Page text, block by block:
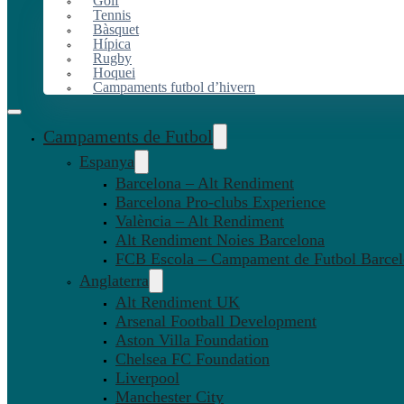
Tennis
Bàsquet
Hípica
Rugby
Hoquei
Campaments futbol d’hivern
Campaments de Futbol
Espanya
Barcelona – Alt Rendiment
Barcelona Pro-clubs Experience
València – Alt Rendiment
Alt Rendiment Noies Barcelona
FCB Escola – Campament de Futbol
Anglaterra
Alt Rendiment UK
Arsenal Football Development
Aston Villa Foundation
Chelsea FC Foundation
Liverpool
Manchester City